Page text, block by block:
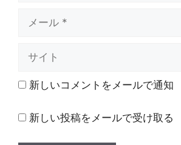
ト 新しいコメントをメールで通知
新しい投稿をメールで受け取る